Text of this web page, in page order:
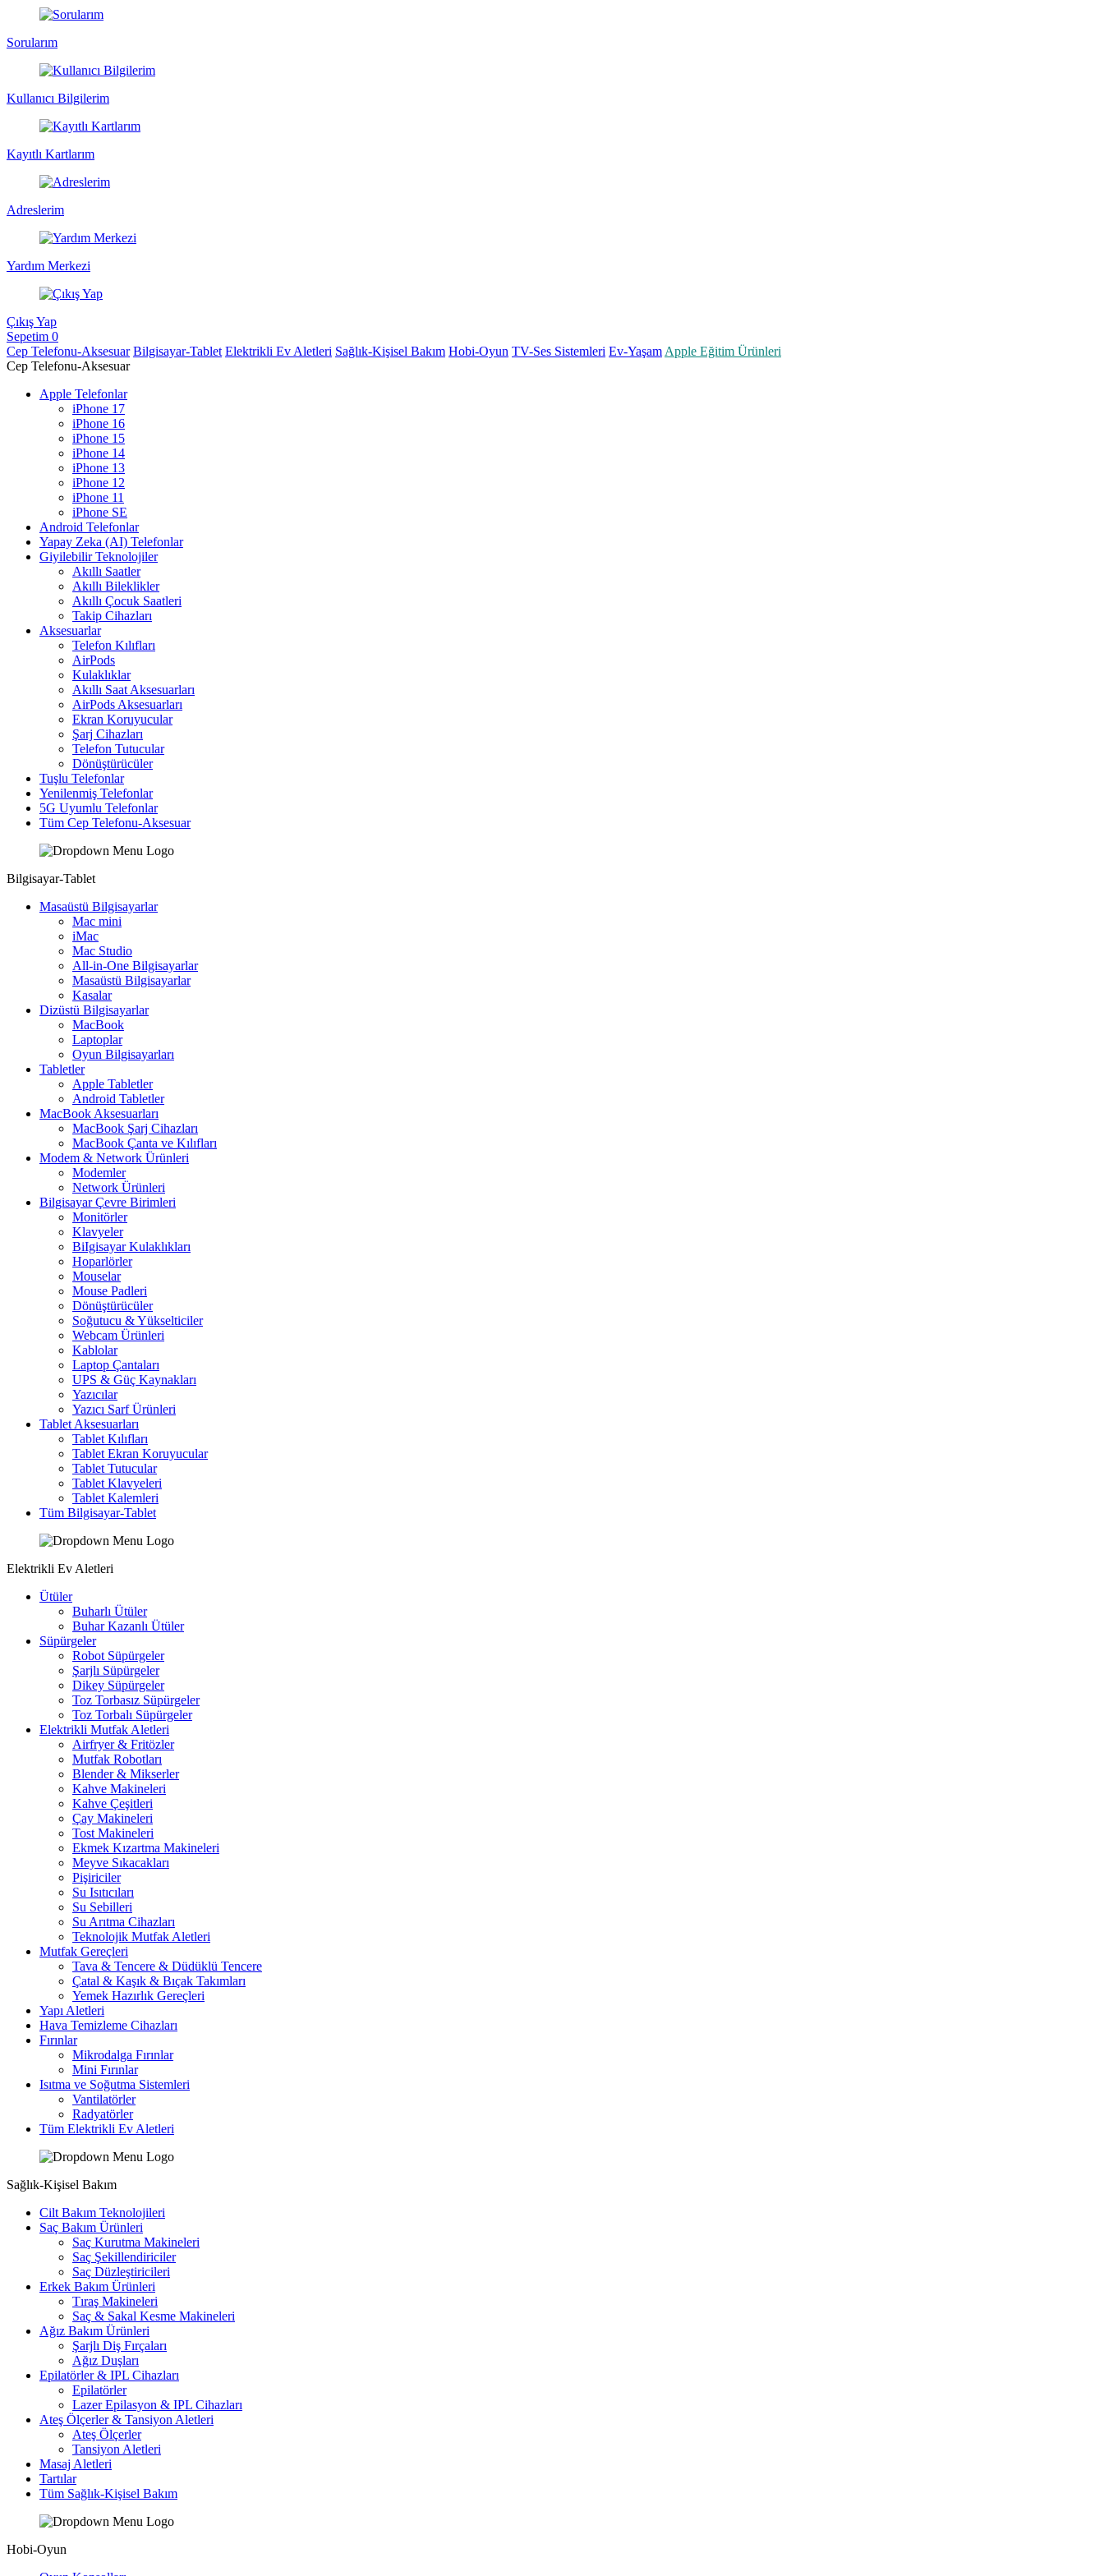
Sorularım
Kullanıcı Bilgilerim
Kayıtlı Kartlarım
Adreslerim
Yardım Merkezi
Çıkış Yap
Sepetim 0
Cep Telefonu-Aksesuar Bilgisayar-Tablet Elektrikli Ev Aletleri Sağlık-Kişisel Bakım Hobi-Oyun TV-Ses Sistemleri Ev-Yaşam Apple Eğitim Ürünleri
Cep Telefonu-Aksesuar
Apple Telefonlar
iPhone 17
iPhone 16
iPhone 15
iPhone 14
iPhone 13
iPhone 12
iPhone 11
iPhone SE
Android Telefonlar
Yapay Zeka (AI) Telefonlar
Giyilebilir Teknolojiler
Akıllı Saatler
Akıllı Bileklikler
Akıllı Çocuk Saatleri
Takip Cihazları
Aksesuarlar
Telefon Kılıfları
AirPods
Kulaklıklar
Akıllı Saat Aksesuarları
AirPods Aksesuarları
Ekran Koruyucular
Şarj Cihazları
Telefon Tutucular
Dönüştürücüler
Tuşlu Telefonlar
Yenilenmiş Telefonlar
5G Uyumlu Telefonlar
Tüm Cep Telefonu-Aksesuar
Bilgisayar-Tablet
Masaüstü Bilgisayarlar
Mac mini
iMac
Mac Studio
All-in-One Bilgisayarlar
Masaüstü Bilgisayarlar
Kasalar
Dizüstü Bilgisayarlar
MacBook
Laptoplar
Oyun Bilgisayarları
Tabletler
Apple Tabletler
Android Tabletler
MacBook Aksesuarları
MacBook Şarj Cihazları
MacBook Çanta ve Kılıfları
Modem & Network Ürünleri
Modemler
Network Ürünleri
Bilgisayar Çevre Birimleri
Monitörler
Klavyeler
BiIgisayar Kulaklıkları
Hoparlörler
Mouselar
Mouse Padleri
Dönüştürücüler
Soğutucu & Yükselticiler
Webcam Ürünleri
Kablolar
Laptop Çantaları
UPS & Güç Kaynakları
Yazıcılar
Yazıcı Sarf Ürünleri
Tablet Aksesuarları
Tablet Kılıfları
Tablet Ekran Koruyucular
Tablet Tutucular
Tablet Klavyeleri
Tablet Kalemleri
Tüm Bilgisayar-Tablet
Elektrikli Ev Aletleri
Ütüler
Buharlı Ütüler
Buhar Kazanlı Ütüler
Süpürgeler
Robot Süpürgeler
Şarjlı Süpürgeler
Dikey Süpürgeler
Toz Torbasız Süpürgeler
Toz Torbalı Süpürgeler
Elektrikli Mutfak Aletleri
Airfryer & Fritözler
Mutfak Robotları
Blender & Mikserler
Kahve Makineleri
Kahve Çeşitleri
Çay Makineleri
Tost Makineleri
Ekmek Kızartma Makineleri
Meyve Sıkacakları
Pişiriciler
Su Isıtıcıları
Su Sebilleri
Su Arıtma Cihazları
Teknolojik Mutfak Aletleri
Mutfak Gereçleri
Tava & Tencere & Düdüklü Tencere
Çatal & Kaşık & Bıçak Takımları
Yemek Hazırlık Gereçleri
Yapı Aletleri
Hava Temizleme Cihazları
Fırınlar
Mikrodalga Fırınlar
Mini Fırınlar
Isıtma ve Soğutma Sistemleri
Vantilatörler
Radyatörler
Tüm Elektrikli Ev Aletleri
Sağlık-Kişisel Bakım
Cilt Bakım Teknolojileri
Saç Bakım Ürünleri
Saç Kurutma Makineleri
Saç Şekillendiriciler
Saç Düzleştiricileri
Erkek Bakım Ürünleri
Tıraş Makineleri
Saç & Sakal Kesme Makineleri
Ağız Bakım Ürünleri
Şarjlı Diş Fırçaları
Ağız Duşları
Epilatörler & IPL Cihazları
Epilatörler
Lazer Epilasyon & IPL Cihazları
Ateş Ölçerler & Tansiyon Aletleri
Ateş Ölçerler
Tansiyon Aletleri
Masaj Aletleri
Tartılar
Tüm Sağlık-Kişisel Bakım
Hobi-Oyun